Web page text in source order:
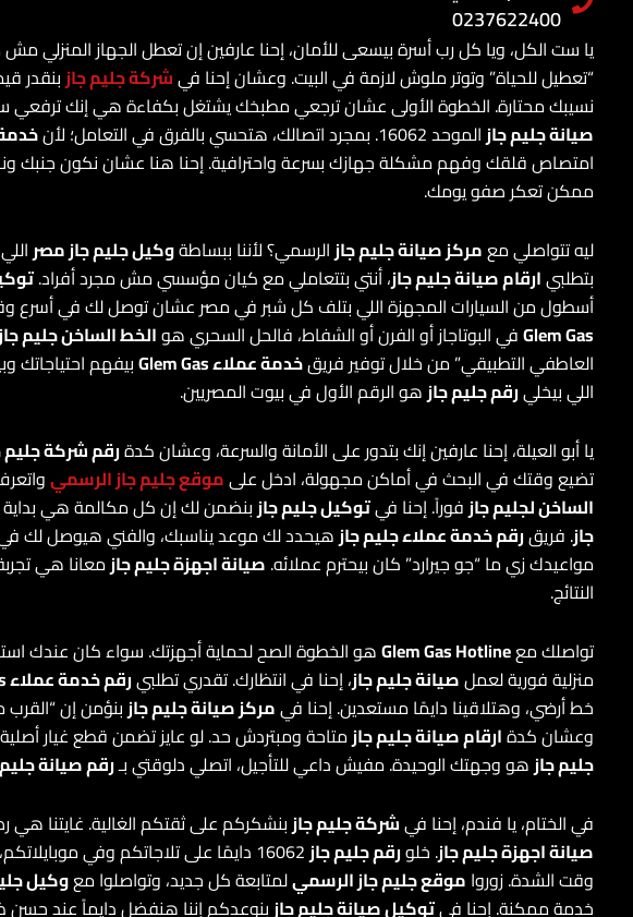
0237622400
يا ست الكل، ويا كل رب أسرة بيسعى للأمان، إحنا عارفين إن تعطل الجهاز المنزلي
“تعطيل للحياة” وتوتر ملوش لازمة في البيت. وعشان إحنا فيشركة جليم جازبنقدر
نسيبك محتارة. الخطوة الأولى عشان ترجعي مطبخك يشتغل بكفاءة هي إنك ترفعي
صيانة جليم جازالموحد 16062. بمجرد اتصالك، هتحسي بالفرق في التعامل؛ لأن
امتصاص قلقك وفهم مشكلة جهازك بسرعة واحترافية. إحنا هنا عشان نكون جنبك
ممكن تعكر صفو يومك.
ليه تتواصلي معمركز صيانة جليم جازالرسمي؟ لأننا ببساطةوكيل جليم جاز مصر
بتطلبيارقام صيانة جليم جاز، أنتي بتتعاملي مع كيان مؤسسي مش مجرد أفراد.
أسطول من السيارات المجهزة اللي بتلف كل شبر في مصر عشان توصل لك في أسرع
Glem Gasفي البوتاجاز أو الفرن أو الشفاط، فالحل السحري هوالخط الساخن جليم
العاطفي التطبيقي” من خلال توفير فريقخدمة عملاء Glem Gas
بيفهم احتياجاتك
اللي بيخليرقم جليم جازهو الرقم الأول في بيوت المصريين.
يا أبو العيلة، إحنا عارفين إنك بتدور على الأمانة والسرعة، وعشان كدةرقم شركة جليم
تضيع وقتك في البحث في أماكن مجهولة، ادخل علىموقع جليم جاز الرسمي
الساخن لجليم جازفوراً. إحنا فيتوكيل جليم جازبنضمن لك إن كل مكالمة هي
جاز. فريقرقم خدمة عملاء جليم جازهيحدد لك موعد يناسبك، والفني هيوصل لك في
مواعيدك زي ما “جو جيرارد” كان بيحترم عملائه. صيانة اجهزة جليم جازمعانا هي
النتائج.
تواصلك معGlem Gas Hotlineهو الخطوة الصح لحماية أجهزتك. سواء كان عندك
منزلية فورية لعملصيانة جليم جاز، إحنا في انتظارك. تقدري تطلبيرقم خدمة عملاء Glem Gas
خط أرضي، وهتلاقينا دايمًا مستعدين. إحنا فيمركز صيانة جليم جازبنؤمن إن “القرب
وعشان كدةارقام صيانة جليم جازمتاحة ومبتردش حد. لو عايز تضمن قطع غيار
جليم جازهو وجهتك الوحيدة. مفيش داعي للتأجيل، اتصلي دلوقتي بـرقم صيانة
في الختام، يا فندم، إحنا فيشركة جليم جازبنشكركم على ثقتكم الغالية. غايتنا هي
صيانة اجهزة جليم جاز. خلورقم جليم جاز
16062 دايمًا على تلاجاتكم وفي
وقت الشدة. زوروا موقع جليم جاز الرسميلمتابعة كل جديد، وتواصلوا معوكيل
خدمة ممكنة. إحنا فيتوكيل صيانة جليم جازبنوعدكم إننا هنفضل دايماً عند حسن